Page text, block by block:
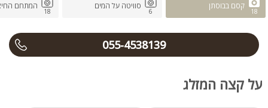
18
קסם בבוסתן
6
סוויטה על המים
18
המתחם
055-4538139
על קצה המזלג